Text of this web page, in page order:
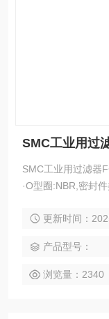
SMC工业用过
SMC工业用过滤器
·O型圈:NBR,密封
更新时间：
产品型号：
浏览量：2340